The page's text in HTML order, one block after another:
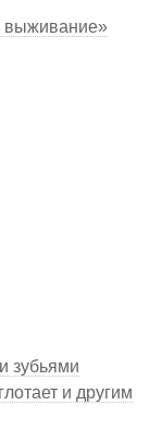
выживание»
зубьями
и другим